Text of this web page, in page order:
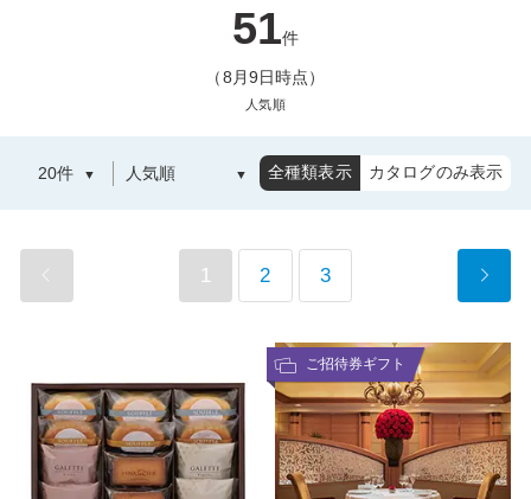
51件
（8月9日時点）
人気順
全種類表示 カタログのみ表示
1 2 3
ご招待券ギフト